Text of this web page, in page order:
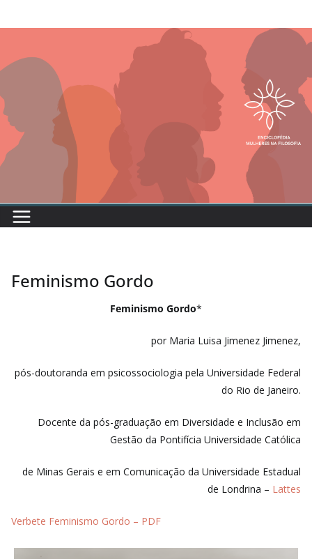
Feminismo Gordo
Feminismo Gordo*
por Maria Luisa Jimenez Jimenez,
pós-doutoranda em psicossociologia pela Universidade Federal
do Rio de Janeiro.
Docente da pós-graduação em Diversidade e Inclusão em
Gestão da Pontifícia Universidade Católica
de Minas Gerais e em Comunicação da Universidade Estadual
de Londrina – Lattes
Verbete Feminismo Gordo – PDF